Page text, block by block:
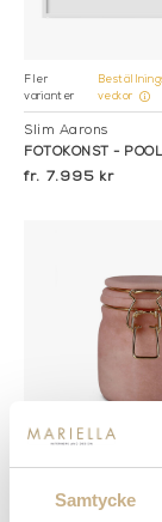
Samtycke
Fler
varianter
veckor
Slim Aarons
FOTOKONST -
7.995 kr